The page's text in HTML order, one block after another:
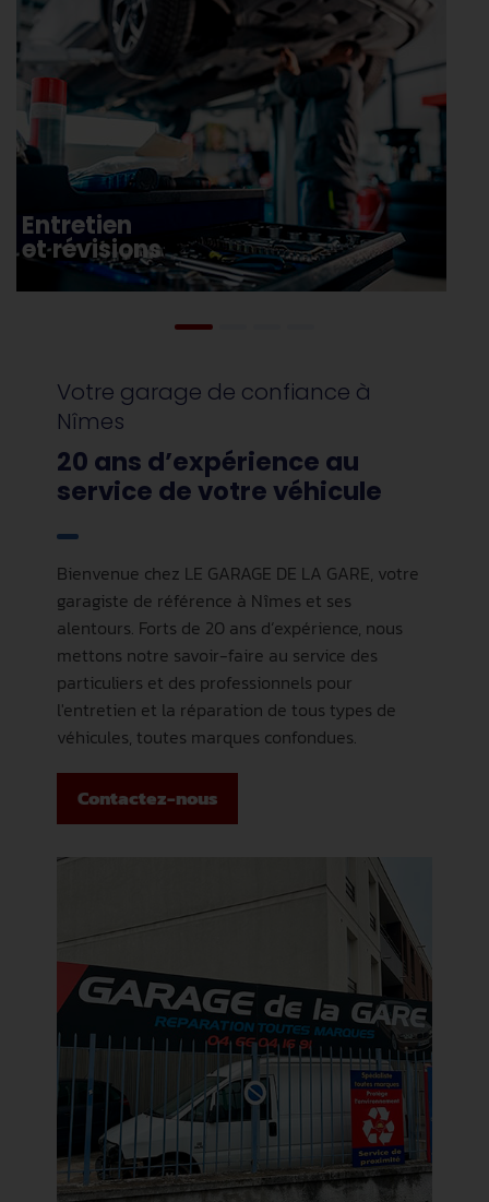
Entretien
et révisions
Votre garage de confiance à
Nîmes
20 ans d’expérience au
service de votre véhicule
Bienvenue chez LE GARAGE DE LA GARE, votre
garagiste de référence à Nîmes et ses
alentours. Forts de 20 ans d’expérience, nous
mettons notre savoir-faire au service des
particuliers et des professionnels pour
l'entretien et la réparation de tous types de
véhicules, toutes marques confondues.
Contactez-nous